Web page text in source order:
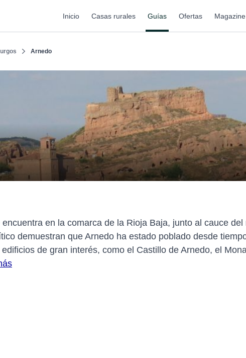
Inicio Casas rurales Guías Ofertas Magazine
Arnedo
en la comarca de la Rioja Baja, junto al cauce
demuestran que Arnedo ha estado poblado desde
de gran interés, como el Castillo de Arnedo, el